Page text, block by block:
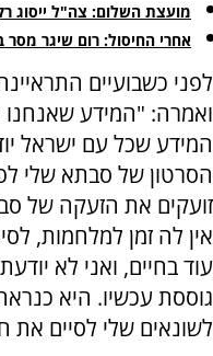
מועצת השלום: צה"ל ייסוג
‏אחרי החיסול: רום שיגר מסר
ואמרה: "המידע שאנחנו
המידע שכל עם ישראל
הסרטון של סבתא שלי
זועקים את הזעקה של
אין לה זמן למלחמות,
עוד בחיים, ואני לא
גוססת עכשיו. היא
לשונאים שלי לסיים